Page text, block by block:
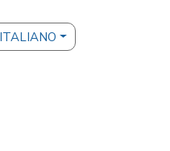
ITALIANO